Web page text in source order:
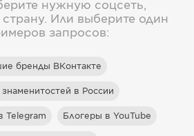
нужную соцсеть,
Или выберите один
запросов:
бренды ВКонтакте
знаменитостей в России
Telegram Блогеры в YouTube